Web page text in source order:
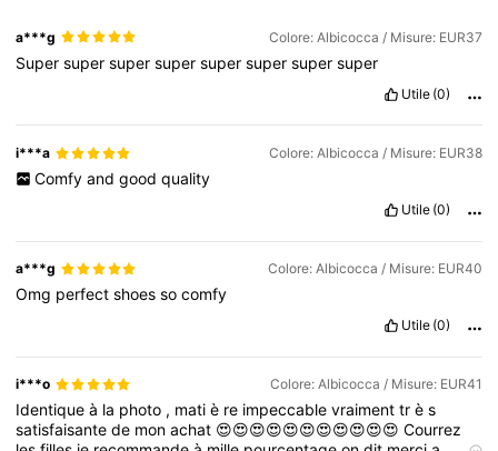
4.85 809K Follower
a***g Colore: Albicocca / Misure: EUR37
Supersupersupersupersupersupersupersuper
Utile (0)
i***a Colore: Albicocca / Misure: EUR38
Comfy and good quality
Utile (0)
a***g Colore: Albicocca / Misure: EUR40
Omg perfectshoessocomfy
Utile (0)
i***o Colore: Albicocca / Misure: EUR41
Identiqueà la photo , matiè re impeccablevraimenttrès
satisfaisantede monachat 😍😍😍😍😍😍😍😍😍😍😍Courrez